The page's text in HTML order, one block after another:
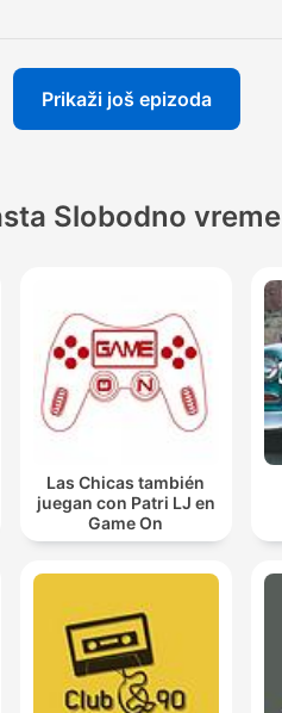
Prikaži još epizoda
Slobodno vreme
Las Chicas también
juegan con Patri LJ en
Game On